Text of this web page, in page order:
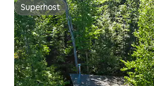
Superhost
Superhost